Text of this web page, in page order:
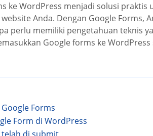
ke WordPress menjadi solusi
website Anda. Dengan Google Forms,
perlu memiliki pengetahuan teknis
Google forms ke
Forms
Form di WordPress